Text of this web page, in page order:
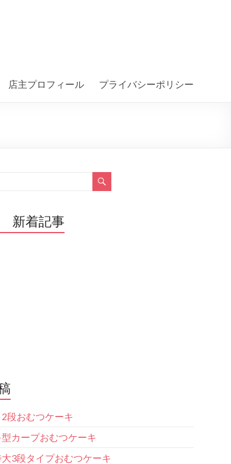
店主プロフィール プライバシーポリシー
新着記事
段おむつケーキ
カープおむつケーキ
3段タイプおむつケーキ